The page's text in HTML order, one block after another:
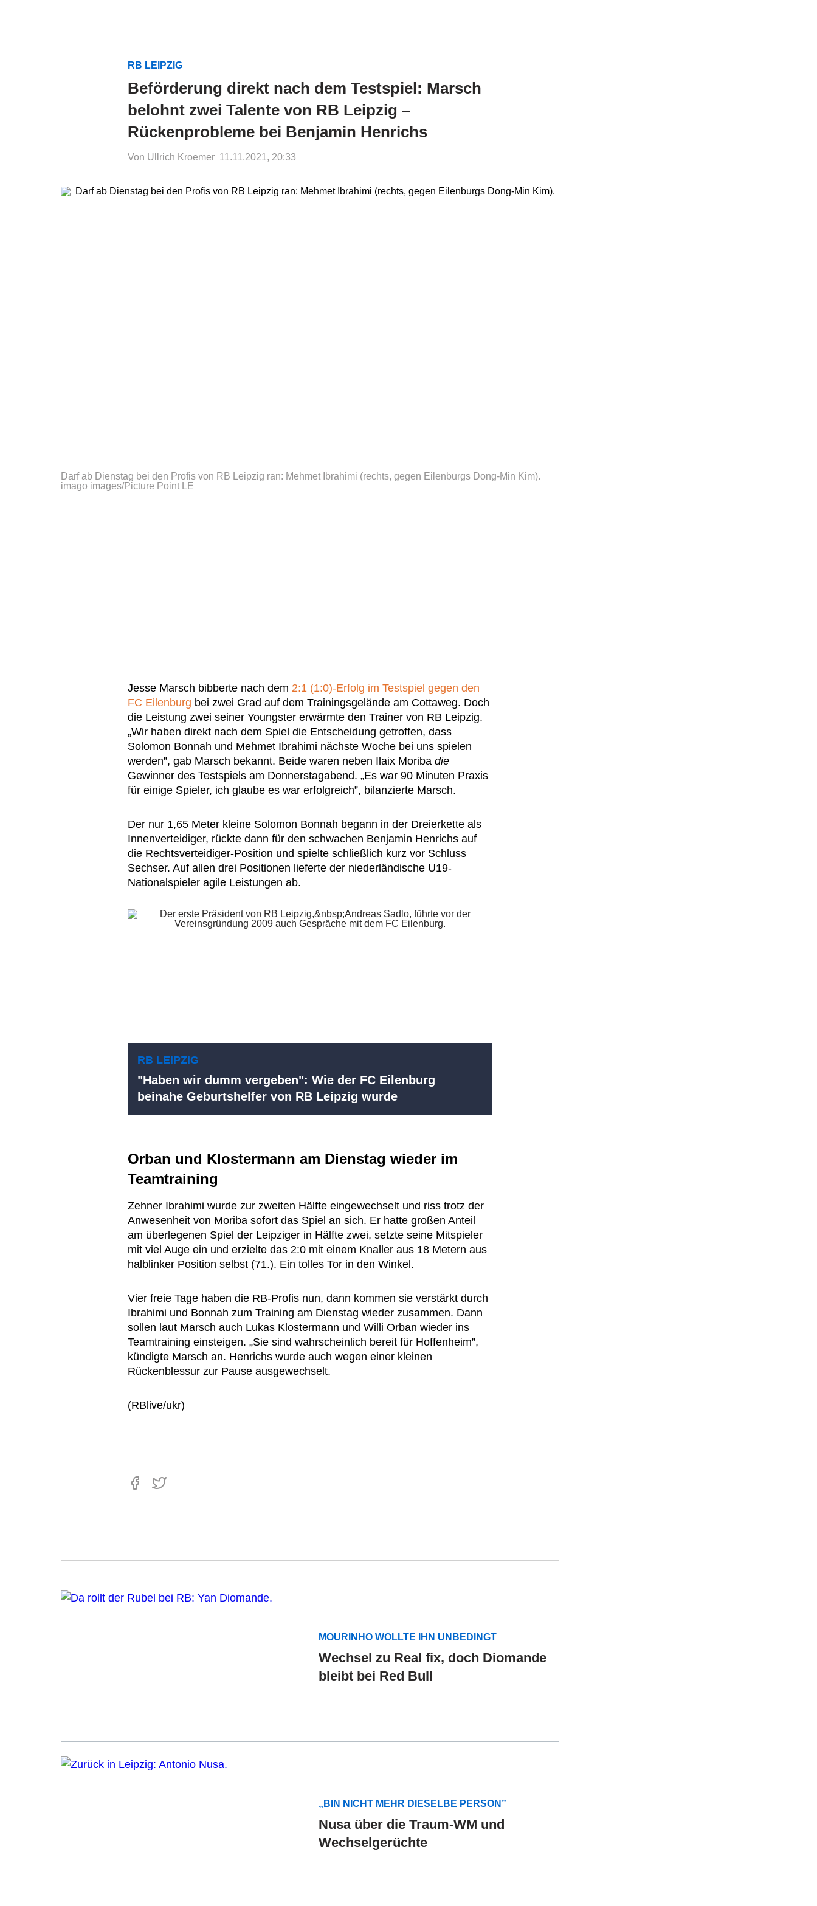
RB LEIPZIG
Beförderung direkt nach dem Testspiel: Marsch
belohnt zwei Talente von RB Leipzig –
Rückenprobleme bei Benjamin Henrichs
Von Ullrich Kroemer 11.11.2021, 20:33
Darf ab Dienstag bei den Profis von RB Leipzig ran: Mehmet Ibrahimi (rechts, gegen Eilenburgs Dong-Min Kim).
imago images/Picture Point LE
Jesse Marsch bibberte nach dem 2:1 (1:0)-Erfolg im Testspiel gegen den
FC Eilenburg bei zwei Grad auf dem Trainingsgelände am Cottaweg. Doch
die Leistung zwei seiner Youngster erwärmte den Trainer von RB Leipzig.
„Wir haben direkt nach dem Spiel die Entscheidung getroffen, dass
Solomon Bonnah und Mehmet Ibrahimi nächste Woche bei uns spielen
werden”, gab Marsch bekannt. Beide waren neben Ilaix Moriba die
Gewinner des Testspiels am Donnerstagabend. „Es war 90 Minuten Praxis
für einige Spieler, ich glaube es war erfolgreich”, bilanzierte Marsch.
Der nur 1,65 Meter kleine Solomon Bonnah begann in der Dreierkette als
Innenverteidiger, rückte dann für den schwachen Benjamin Henrichs auf
die Rechtsverteidiger-Position und spielte schließlich kurz vor Schluss
Sechser. Auf allen drei Positionen lieferte der niederländische U19-
Nationalspieler agile Leistungen ab.
RB LEIPZIG
"Haben wir dumm vergeben": Wie der FC Eilenburg
beinahe Geburtshelfer von RB Leipzig wurde
Orban und Klostermann am Dienstag wieder im
Teamtraining
Zehner Ibrahimi wurde zur zweiten Hälfte eingewechselt und riss trotz der
Anwesenheit von Moriba sofort das Spiel an sich. Er hatte großen Anteil
am überlegenen Spiel der Leipziger in Hälfte zwei, setzte seine Mitspieler
mit viel Auge ein und erzielte das 2:0 mit einem Knaller aus 18 Metern aus
halblinker Position selbst (71.). Ein tolles Tor in den Winkel.
Vier freie Tage haben die RB-Profis nun, dann kommen sie verstärkt durch
Ibrahimi und Bonnah zum Training am Dienstag wieder zusammen. Dann
sollen laut Marsch auch Lukas Klostermann und Willi Orban wieder ins
Teamtraining einsteigen. „Sie sind wahrscheinlich bereit für Hoffenheim”,
kündigte Marsch an. Henrichs wurde auch wegen einer kleinen
Rückenblessur zur Pause ausgewechselt.
(RBlive/ukr)
MOURINHO WOLLTE IHN UNBEDINGT
Wechsel zu Real fix, doch Diomande
bleibt bei Red Bull
„BIN NICHT MEHR DIESELBE PERSON”
Nusa über die Traum-WM und
Wechselgerüchte